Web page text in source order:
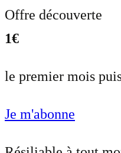
Offre découverte
1€
le premier mois
Je m'abonne